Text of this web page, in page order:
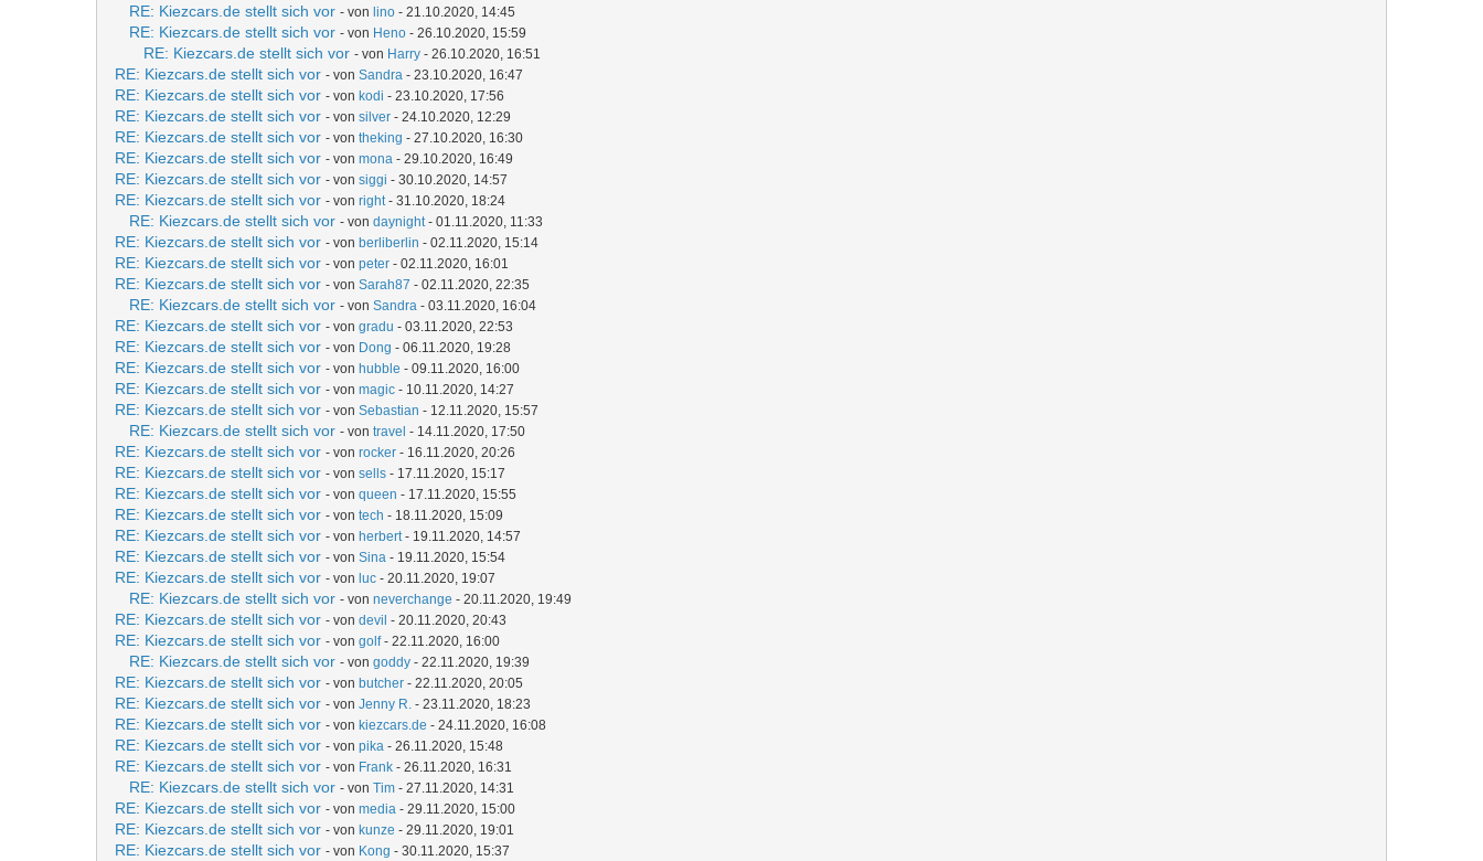
RE: Kiezcars.de stellt sich vor - von lino - 21.10.2020, 14:45
RE: Kiezcars.de stellt sich vor - von Heno - 26.10.2020, 15:59
RE: Kiezcars.de stellt sich vor - von Harry - 26.10.2020, 16:51
RE: Kiezcars.de stellt sich vor - von Sandra - 23.10.2020, 16:47
RE: Kiezcars.de stellt sich vor - von kodi - 23.10.2020, 17:56
RE: Kiezcars.de stellt sich vor - von silver - 24.10.2020, 12:29
RE: Kiezcars.de stellt sich vor - von theking - 27.10.2020, 16:30
RE: Kiezcars.de stellt sich vor - von mona - 29.10.2020, 16:49
RE: Kiezcars.de stellt sich vor - von siggi - 30.10.2020, 14:57
RE: Kiezcars.de stellt sich vor - von right- 31.10.2020, 18:24
RE: Kiezcars.de stellt sich vor - von daynight- 01.11.2020, 11:33
RE: Kiezcars.de stellt sich vor - von berliberlin - 02.11.2020, 15:14
RE: Kiezcars.de stellt sich vor - von peter - 02.11.2020, 16:01
RE: Kiezcars.de stellt sich vor - von Sarah87 - 02.11.2020, 22:35
RE: Kiezcars.de stellt sich vor - von Sandra - 03.11.2020, 16:04
RE: Kiezcars.de stellt sich vor - von gradu - 03.11.2020, 22:53
RE: Kiezcars.de stellt sich vor - von Dong - 06.11.2020, 19:28
RE: Kiezcars.de stellt sich vor - von hubble - 09.11.2020, 16:00
RE: Kiezcars.de stellt sich vor - von magic - 10.11.2020, 14:27
RE: Kiezcars.de stellt sich vor - von Sebastian - 12.11.2020, 15:57
RE: Kiezcars.de stellt sich vor - von travel - 14.11.2020, 17:50
RE: Kiezcars.de stellt sich vor - von rocker - 16.11.2020, 20:26
RE: Kiezcars.de stellt sich vor - von sells - 17.11.2020, 15:17
RE: Kiezcars.de stellt sich vor - von queen - 17.11.2020, 15:55
RE: Kiezcars.de stellt sich vor - von tech - 18.11.2020, 15:09
RE: Kiezcars.de stellt sich vor - von herbert- 19.11.2020, 14:57
RE: Kiezcars.de stellt sich vor - von Sina - 19.11.2020, 15:54
RE: Kiezcars.de stellt sich vor - von luc - 20.11.2020, 19:07
RE: Kiezcars.de stellt sich vor - von neverchange - 20.11.2020, 19:49
RE: Kiezcars.de stellt sich vor - von devil - 20.11.2020, 20:43
RE: Kiezcars.de stellt sich vor - von golf- 22.11.2020, 16:00
RE: Kiezcars.de stellt sich vor - von goddy - 22.11.2020, 19:39
RE: Kiezcars.de stellt sich vor - von butcher - 22.11.2020, 20:05
RE: Kiezcars.de stellt sich vor - von Jenny R. - 23.11.2020, 18:23
RE: Kiezcars.de stellt sich vor - von kiezcars.de - 24.11.2020, 16:08
RE: Kiezcars.de stellt sich vor - von pika - 26.11.2020, 15:48
RE: Kiezcars.de stellt sich vor - von Frank - 26.11.2020, 16:31
RE: Kiezcars.de stellt sich vor - von Tim - 27.11.2020, 14:31
RE: Kiezcars.de stellt sich vor - von media - 29.11.2020, 15:00
RE: Kiezcars.de stellt sich vor - von kunze - 29.11.2020, 19:01
RE: Kiezcars.de stellt sich vor - von Kong - 30.11.2020, 15:37